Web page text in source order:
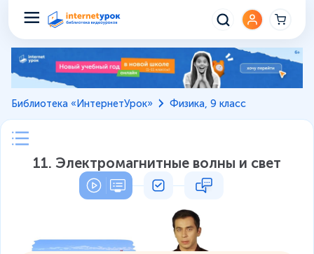
Библиотека «ИнтернетУрок» Физика, 9 класс
11. Электромагнитные волны и свет